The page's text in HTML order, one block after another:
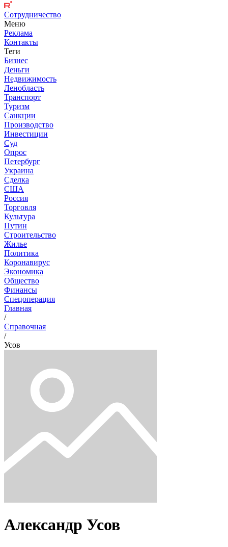
Сотрудничество
Меню
Реклама
Контакты
Теги
Бизнес
Деньги
Недвижимость
Ленобласть
Транспорт
Туризм
Санкции
Производство
Инвестиции
Суд
Опрос
Петербург
Украина
Сделка
США
Россия
Торговля
Культура
Путин
Строительство
Жилье
Политика
Коронавирус
Экономика
Общество
Финансы
Спецоперация
Главная
/
Справочная
/
Усов
Александр Усов